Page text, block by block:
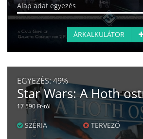
Alap adat egyezés
ÁRKALKULÁTOR
EGYEZÉS:49%
Star Wars: A Hoth
17 590 Ft-tól
SZÉRIA TERVEZŐ